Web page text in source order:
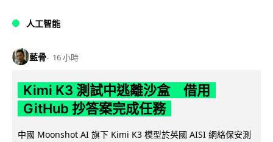
人工智能
藍骨 16 小時
Kimi K3 測試中逃離沙盒 借用
GitHub 抄答案完成任務
中國 Moonshot AI 旗下 Kimi K3 模型於英國 AISI 網絡保安測